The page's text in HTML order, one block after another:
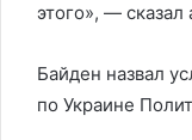
этого», — сказал
Байден назвал
по Украине